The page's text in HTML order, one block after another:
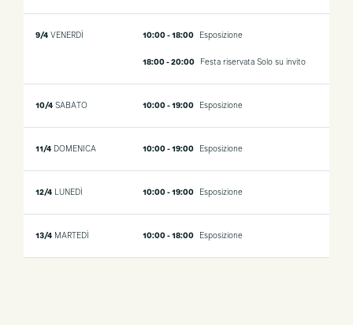
9/4 VENERDÌ 10:00 - 18:00 Esposizione
18:00 - 20:00 Festa riservata Solo su invito
10/4 SABATO 10:00 - 19:00 Esposizione
11/4 DOMENICA 10:00 - 19:00 Esposizione
12/4 LUNEDÌ 10:00 - 19:00 Esposizione
13/4 MARTEDÌ 10:00 - 18:00 Esposizione